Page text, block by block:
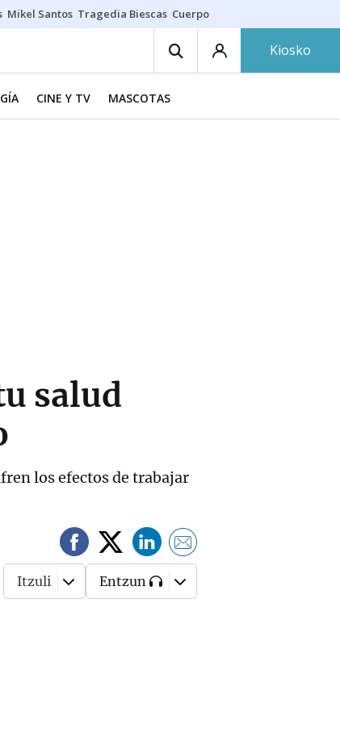
Mikel Santos Tragedia Biescas Cuerpo ría
Kiosko
CINE Y TV MASCOTAS
salud
los efectos de trabajar
Itzuli Entzun